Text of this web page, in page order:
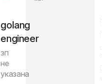
golang
engineer
зп
не
указана